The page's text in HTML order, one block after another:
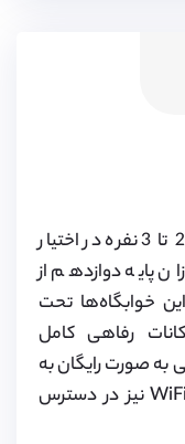
این مدرسه خوابگاه‌هایی با اتاق‌های 2 تا 3 نفره در اختیار
پایه دوازدهم از
خوابگاه‌ها تحت
رفاهی کامل
صورت رایگان به
دانش‌آموزان ارائه می‌شود و اینترنت WiFi نیز در دسترس